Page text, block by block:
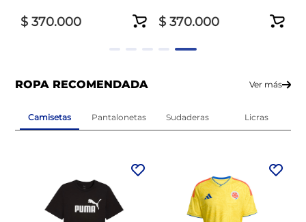
$ 370.000 $ 370.000
ROPA RECOMENDADA Ver más
Camisetas Pantalonetas Sudaderas Licras